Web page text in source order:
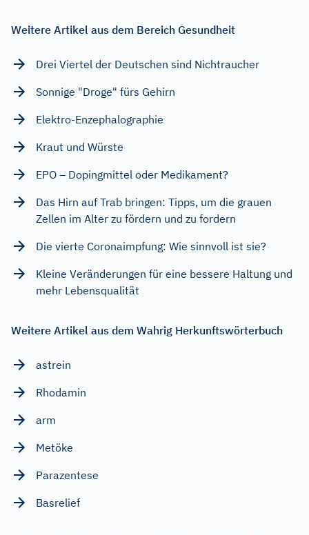
Weitere Artikel aus dem Bereich Gesundheit
Drei Viertel der Deutschen sind Nichtraucher
Sonnige "Droge" fürs Gehirn
Elektro-Enzephalographie
Kraut und Würste
EPO – Dopingmittel oder Medikament?
Das Hirn auf Trab bringen: Tipps, um die grauen
Zellen im Alter zu fördern und zu fordern
Die vierte Coronaimpfung: Wie sinnvoll ist sie?
Kleine Veränderungen für eine bessere Haltung und
mehr Lebensqualität
Weitere Artikel aus dem Wahrig Herkunftswörterbuch
astrein
Rhodamin
arm
Metöke
Parazentese
Basrelief